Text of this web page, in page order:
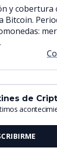
y cobertura
Bitcoin.
de